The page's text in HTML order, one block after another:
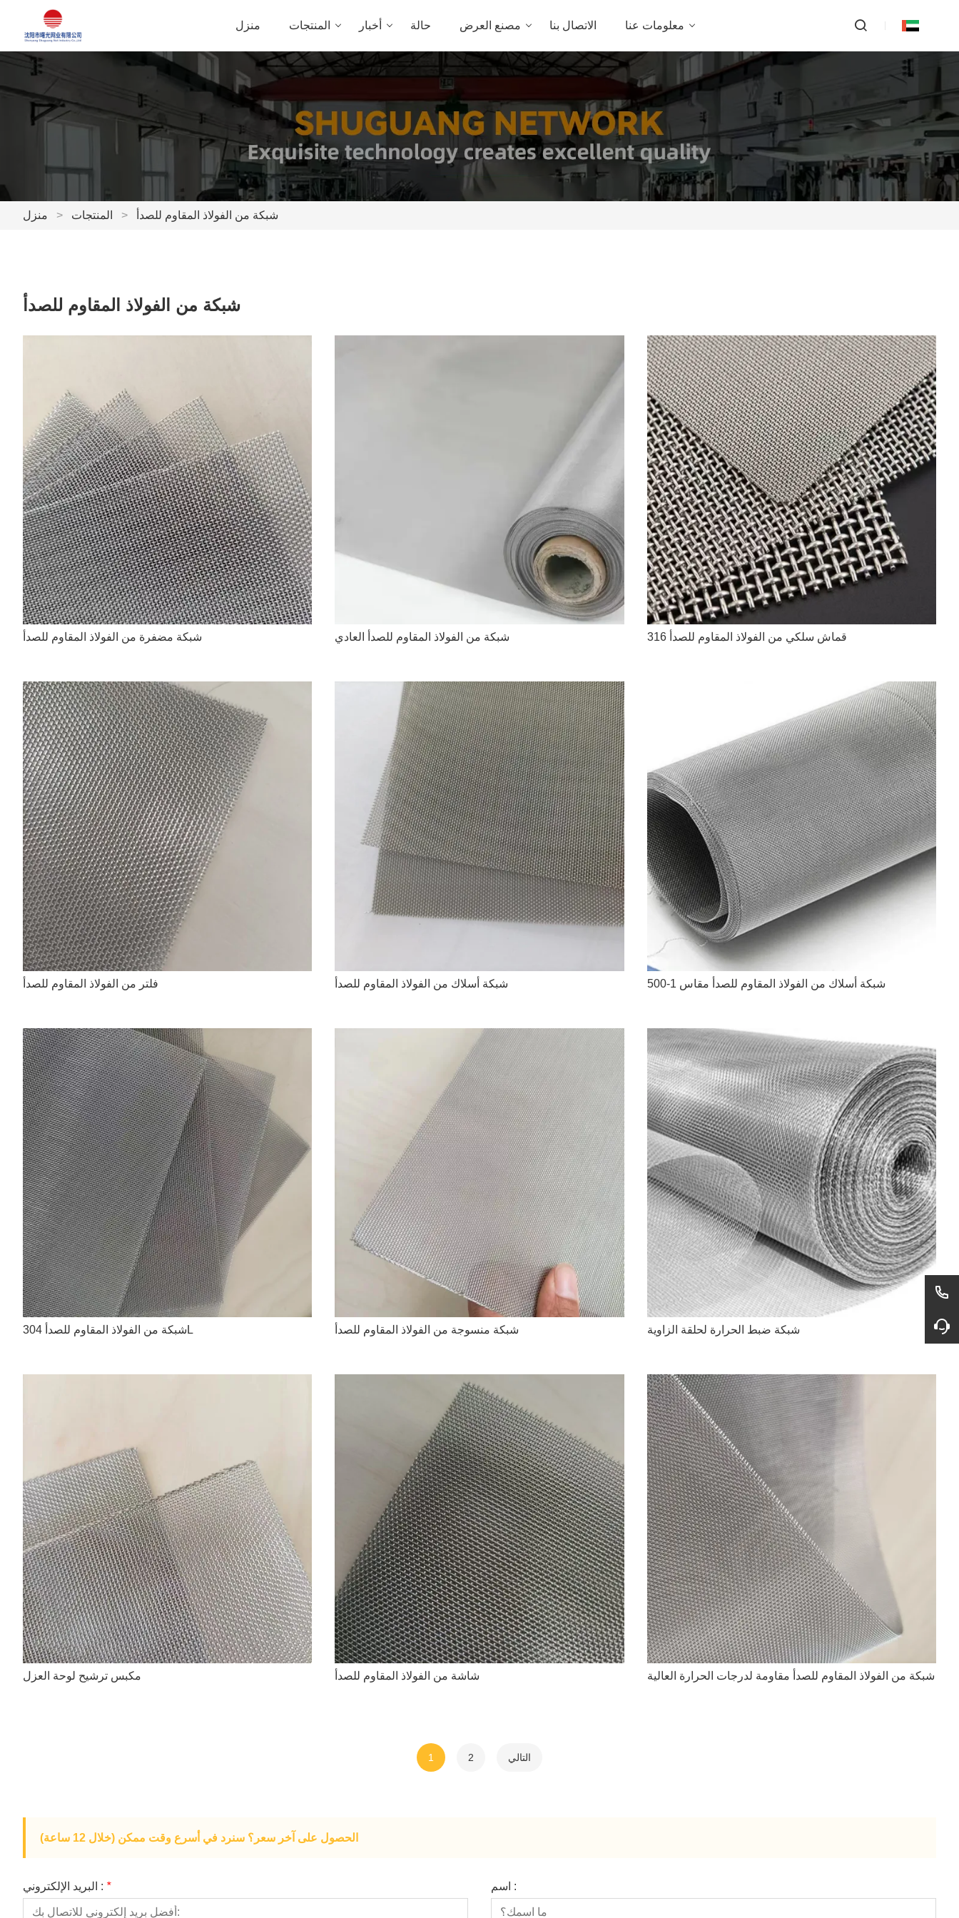
منزل المنتجات أخبار حالة مصنع العرض الاتصال بنا معلومات عنا
منزل > المنتجات > شبكة من الفولاذ المقاوم للصدأ
شبكة من الفولاذ المقاوم للصدأ
شبكة مضفرة من الفولاذ المقاوم للصدأ شبكة من الفولاذ المقاوم للصدأ العادي قماش سلكي من الفولاذ المقاوم للصدأ 316
فلتر من الفولاذ المقاوم للصدأ شبكة أسلاك من الفولاذ المقاوم للصدأ شبكة أسلاك من الفولاذ المقاوم للصدأ مقاس 1-500
شبكة من الفولاذ المقاوم للصدأ 304L شبكة منسوجة من الفولاذ المقاوم للصدأ شبكة ضبط الحرارة لحلقة الزاوية
مكبس ترشيح لوحة العزل شاشة من الفولاذ المقاوم للصدأ شبكة من الفولاذ المقاوم للصدأ مقاومة لدرجات الحرارة العالية
1 2 التالي
الحصول على آخر سعر؟ سنرد في أسرع وقت ممكن (خلال 12 ساعة)
البريد الإلكتروني : * اسم :